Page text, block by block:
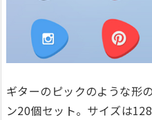
ギターのピックのような形
ン20個セット。サイズは